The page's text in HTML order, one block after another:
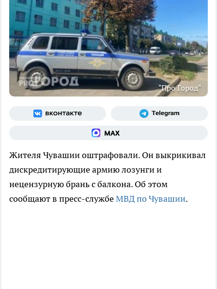
"Про Город"
Жителя Чувашии оштрафовали. Он выкрикивал
дискредитирующие армию лозунги и
нецензурную брань с балкона. Об этом
сообщают в пресс-службеМВД по Чувашии.